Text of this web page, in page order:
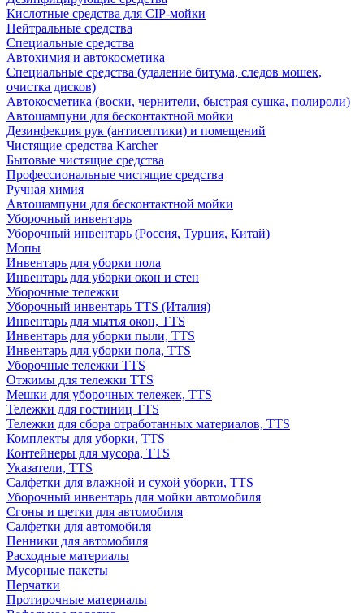
Кислотные средства для CIP-мойки
Нейтральные средства
Специальные средства
Автохимия и автокосметика
Специальные средства (удаление битума, следов мошек,
очистка дисков)
Автокосметика (воски, чернители, быстрая сушка, полироли)
Автошампуни для бесконтактной мойки
Дезинфекция рук (антисептики) и помещений
Чистящие средства Karcher
Бытовые чистящие средства
Профессиональные чистящие средства
Ручная химия
Автошампуни для бесконтактной мойки
Уборочный инвентарь
Уборочный инвентарь (Россия, Турция, Китай)
Мопы
Инвентарь для уборки пола
Инвентарь для уборки окон и стен
Уборочные тележки
Уборочный инвентарь TTS (Италия)
Инвентарь для мытья окон, TTS
Инвентарь для уборки пыли, TTS
Инвентарь для уборки пола, TTS
Уборочные тележки TTS
Отжимы для тележки TTS
Мешки для уборочных тележек, TTS
Тележки для гостиниц TTS
Тележки для сбора отработанных материалов, TTS
Комплекты для уборки, TTS
Контейнеры для мусора, TTS
Указатели, TTS
Салфетки для влажной и сухой уборки, TTS
Уборочный инвентарь для мойки автомобиля
Сгоны и щетки для автомобиля
Салфетки для автомобиля
Пенники для автомобиля
Расходные материалы
Мусорные пакеты
Перчатки
Протирочные материалы